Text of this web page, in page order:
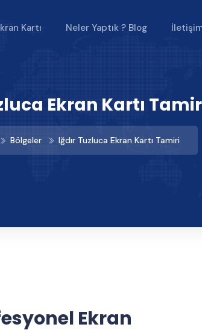
Kartı Neler Yaptık ? Blog
Ekran Kartı
Bölgeler Iğdır Tuzluca Ekran Kartı Tamiri
Ekran